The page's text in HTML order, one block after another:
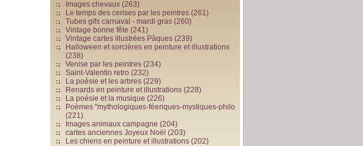
Images chevaux (263)
Le temps des cerises par les peintres (261)
Tubes gifs carnaval - mardi gras (260)
Vintage bonne fête (241)
Vintage cartes illustrées Pâques (239)
Halloween et sorcières en peinture et illustrations
(238)
Venise par les peintres (234)
Saint-Valentin retro (232)
La poésie et les arbres (229)
Renards en peinture et illustrations (228)
La poésie et la musique (226)
Poèmes "mythologiques-féeriques-mystiques-philo
(221)
Images animaux campagne (204)
cartes anciennes Joyeux Noël (203)
Les chiens en peinture et illustrations (202)